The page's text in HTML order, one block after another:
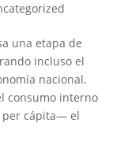
una etapa de
incluso el
nacional.
consumo interno
per cápita— el